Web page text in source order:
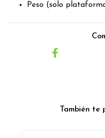
Peso (solo
También te